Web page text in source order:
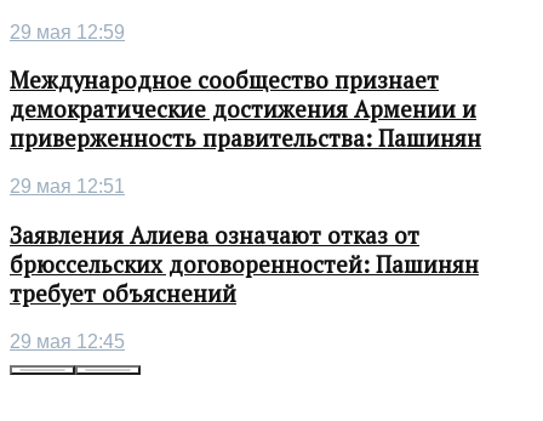
29 мая 12:59
Международное сообщество признает
демократические достижения Армении и
приверженность правительства: Пашинян
29 мая 12:51
Заявления Алиева означают отказ от
брюссельских договоренностей: Пашинян
требует объяснений
29 мая 12:45